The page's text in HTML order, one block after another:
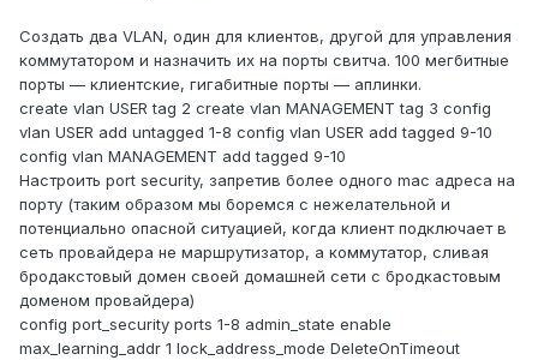
Создать два VLAN, один для клиентов, другой для управления
коммутатором и назначить их на порты свитча. 100 мегбитные
порты — клиентские, гигабитные порты — аплинки.
create vlan USER tag 2 create vlan MANAGEMENT tag 3 config
vlan USER add untagged 1-8 config vlan USER add tagged 9-10
config vlan MANAGEMENT add tagged 9-10
Настроить port security, запретив более одного mac адреса на
порту (таким образом мы боремся с нежелательной и
потенциально опасной ситуацией, когда клиент подключает в
сеть провайдера не маршрутизатор, а коммутатор, сливая
бродакстовый домен своей домашней сети с бродкастовым
доменом провайдера)
config port_security ports 1-8 admin_state enable
max_learning_addr 1 lock_address_mode DeleteOnTimeout